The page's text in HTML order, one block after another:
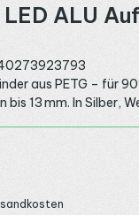
ALU
aus PETG – für
bis 13 mm. In Silber,